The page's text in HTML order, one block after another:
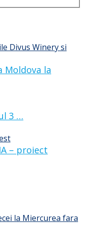
Moldova la
3 …
– proiect
la Miercurea fara